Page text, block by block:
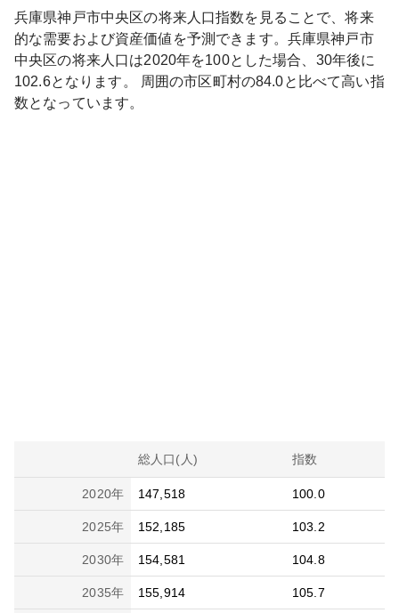
兵庫県神戸市中央区の将来人口指数を見ることで、将来
的な需要および資産価値を予測できます。 兵庫県神戸市
中央区の将来人口は2020年を100とした場合、30年後に
102.6となります。 周囲の市区町村の84.0と比べて高い指
数となっています。
総人口(人) 指数
2020年 147,518 100.0
2025年 152,185 103.2
2030年 154,581 104.8
2035年 155,914 105.7